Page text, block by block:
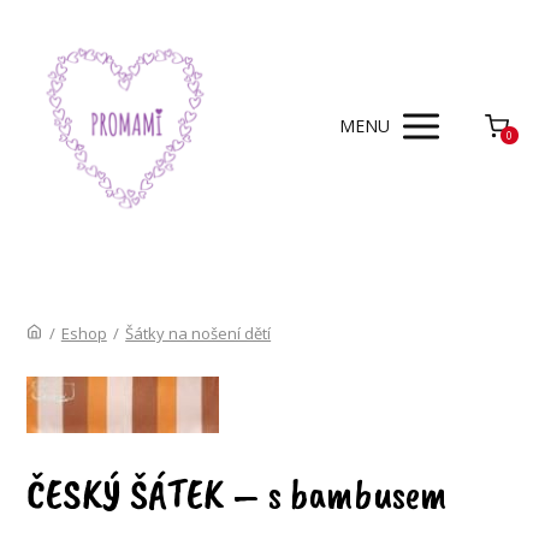
MENU 0
/ Eshop / Šátky na nošení dětí
ČESKÝ ŠÁTEK – s bambusem